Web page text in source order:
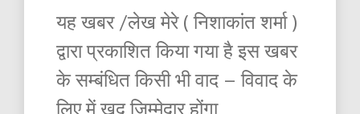
यह खबर /लेख मेरे ( निशाकांत शर्मा )
द्वारा प्रकाशित किया गया है इस खबर
के सम्बंधित किसी भी वाद – विवाद के
लिए में खुद जिम्मेदार होंगा